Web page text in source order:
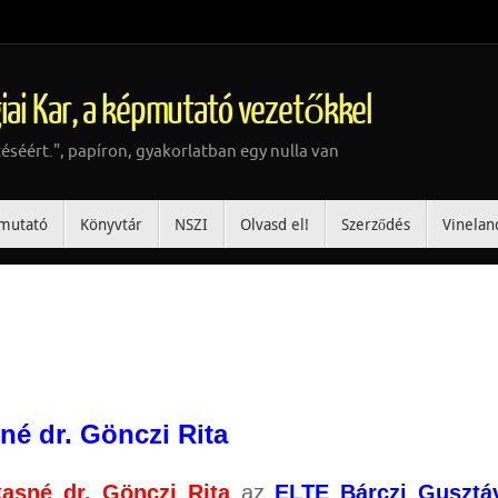
Kar, a képmutató vezetőkkel
papíron, gyakorlatban egy nulla van
Könyvtár NSZI Olvasd el! Szerződés
dr. Gönczi Rita
dr. Gönczi Ritaaz ELTE Bárczi